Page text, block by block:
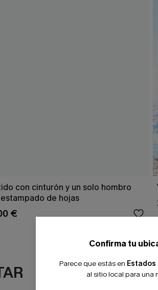
con cinturón y un solo hombro
de hojas
€
Confirma tu
Parece que estás en Estados
al sitio local para una